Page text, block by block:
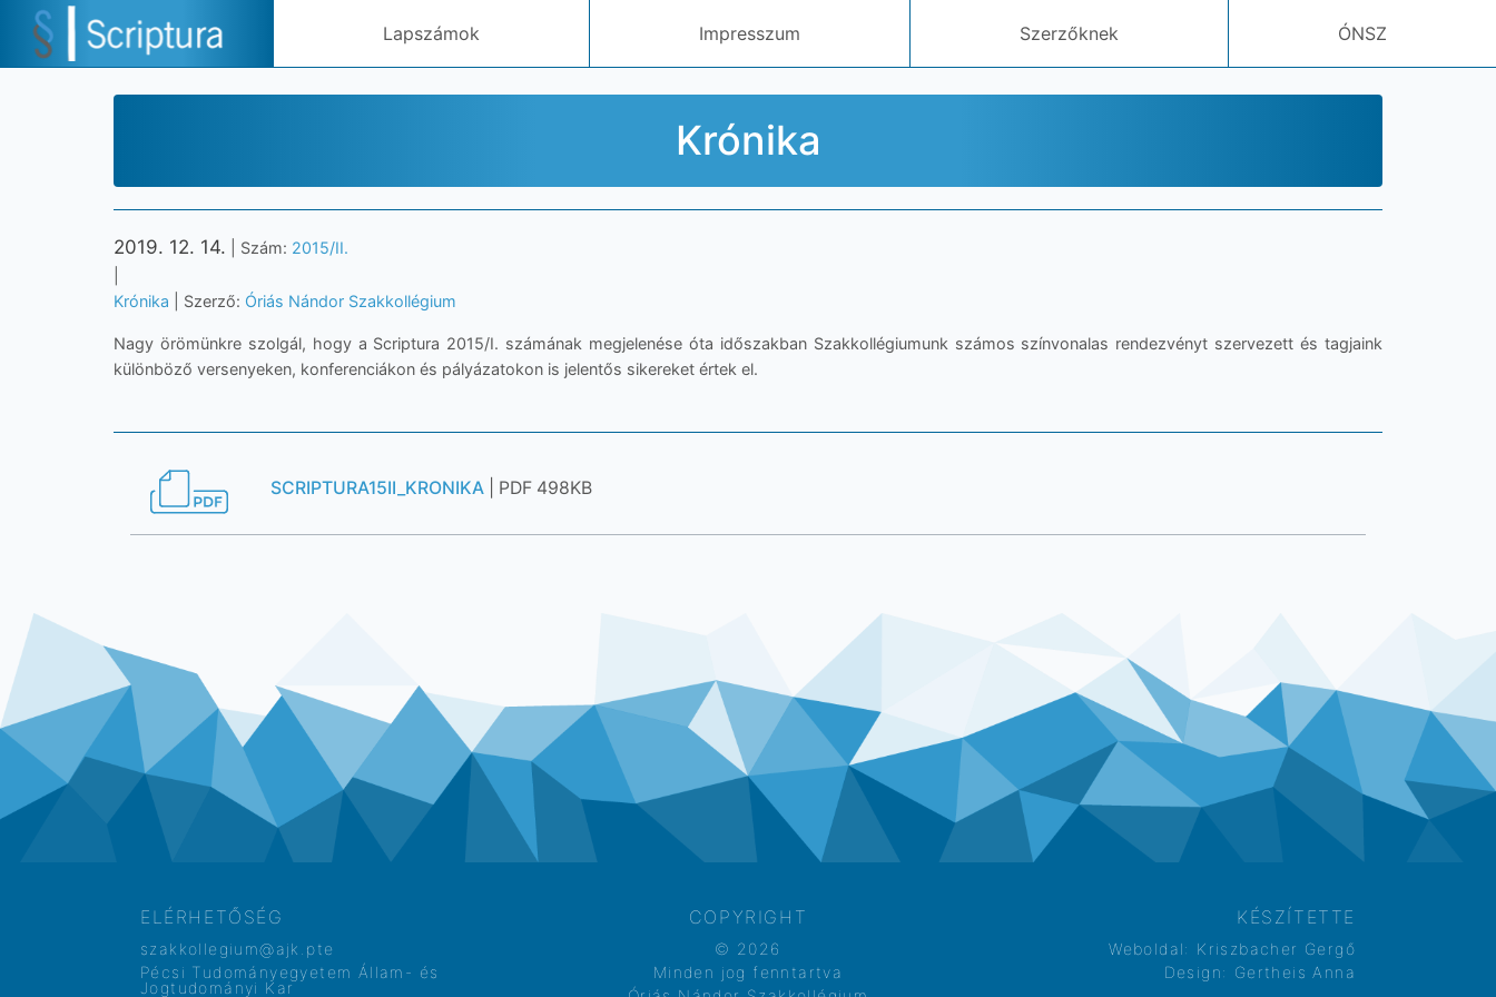
Lapszámok Impresszum Szerzőknek ÓNSZ
Krónika
2019. 12. 14. | Szám: 2015/II.
Krónika | Szerző: Óriás Nándor Szakkollégium
Nagy örömünkre szolgál, hogy a Scriptura 2015/I. számának megjelenése óta időszakban Szakkollégiumunk számos színvonalas rendezvényt szervezett és tagjaink
különböző versenyeken, konferenciákon és pályázatokon is jelentős sikereket értek el.
SCRIPTURA15II_KRONIKA | PDF 498KB
ELÉRHETŐSÉG
szakkollegium@ajk.pte
Pécsi Tudományegyetem Állam- és
Jogtudományi Kar
COPYRIGHT
© 2026
Minden jog fenntartva
KÉSZÍTETTE
Weboldal: Kriszbacher Gergő
Design: Gertheis Anna